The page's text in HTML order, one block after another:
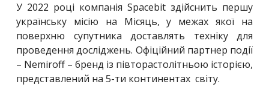
У 2022 році компанія Spacebit здійснить першу
українську місію на Місяць, у межах якої на
поверхню супутника доставлять техніку для
проведення досліджень. Офіційний партнер події
– Nemiroff – бренд із півторастолітньою історією,
представлений на 5-ти континентах світу.